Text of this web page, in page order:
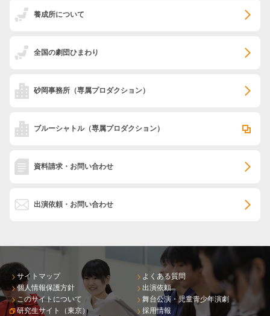
養成所について
全国の劇団ひまわり
砂岡事務所 （専属プロダクション）
ブルーシャトル（専属プロダクション）
資料請求・お問い合わせ
出演依頼・お問い合わせ
サイトマップ
個人情報保護方針
このサイトについて
研究生サイト（東京）
よくある質問
出演依頼
舞台公演・児童青少年演劇
採用情報